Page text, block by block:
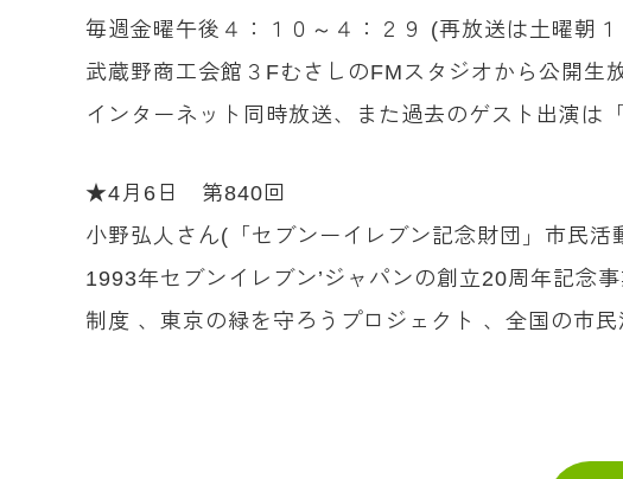
毎週金曜午後４：１０～４：２９ (再放送は土曜朝１
武蔵野商工会館３FむさしのFMスタジオから公開生
インターネット同時放送、また過去のゲスト出演は
★4月6日 第840回
小野弘人さん(「セブンーイレブン記念財団」市民活
1993年セブンイレブン’ジャパンの創立20周年記念
制度 、東京の緑を守ろうプロジェクト 、全国の市